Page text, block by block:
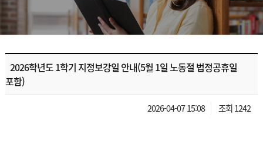
2026학년도 1학기 지정보강일 안내(5월 1일 노동절 법정공휴일
포함)
2026-04-07 15:08 조회 1242